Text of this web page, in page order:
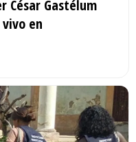
César Gastélum
en